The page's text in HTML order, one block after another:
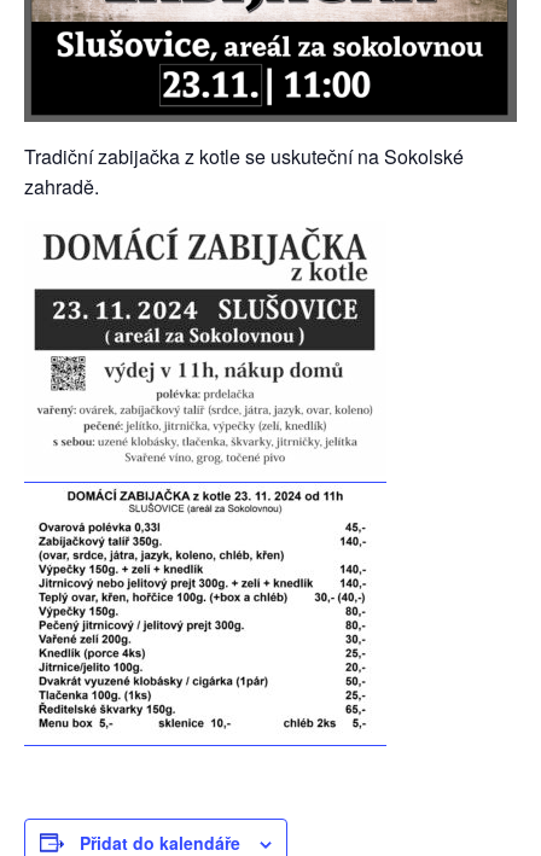
Tradiční zabijačka z kotle se uskuteční na Sokolské
zahradě.
Přidat do kalendáře